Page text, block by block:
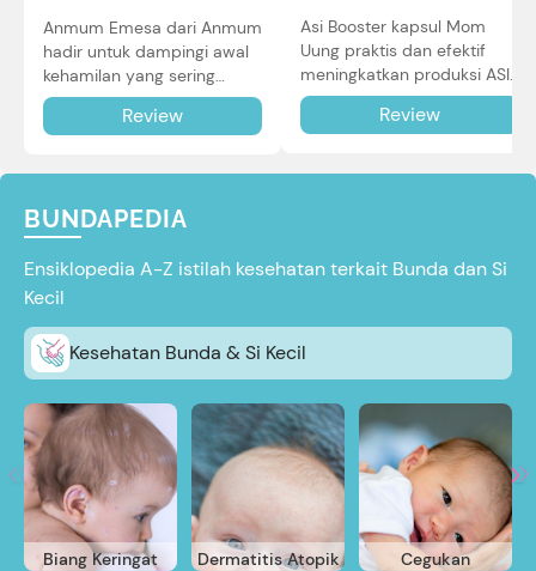
Anmum Emesa dari Anmum
hadir untuk dampingi awal
kehamilan yang sering
diiringi dengan mual dan
muntah. Simak reviewnya di
Review
Asi Booster kapsul Mom
Uung praktis dan efektif
meningkatkan produksi ASI
Bunda untuk Si Kecil. Simak
review lengkapnya di sini.
Review
BUNDAPEDIA
Ensiklopedia A-Z istilah kesehatan terkait Bunda dan Si
Kecil
Kesehatan Bunda & Si Kecil
Biang Keringat Dermatitis Atopik Cegukan